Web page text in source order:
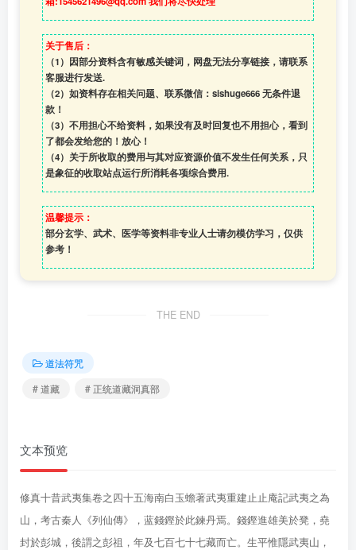
关于售后：
（1）因部分资料含有敏感关键词，网盘无法分享链接，请联系
客服进行发送.
（2）如资料存在相关问题、联系微信：sishuge666 无条件退
款！
（3） 不用担心不给资料，如果没有及时回复也不用担心，看到
了都会发给您的！放心！
（4） 关于所收取的费用与其对应资源价值不发生任何关系，只
是象征的收取站点运行所消耗各项综合费用.
温馨提示：
部分玄学、武术、医学等资料非专业人士请勿模仿学习，仅供
参考！
THE END
道法符咒
# 道藏
# 正统道藏洞真部
文本预览
修真十昔武夷集卷之四十五海南白玉蟾著武夷重建止止庵記武夷之為
山，考古秦人《列仙傳》，蓝錢鏗於此鍊丹焉。錢鏗進雄美於凳，堯
封於彭城，後謂之彭祖，年及七百七十七藏而亡。生平惟隱武夷山，